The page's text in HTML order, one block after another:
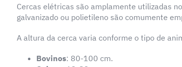
Cercas elétricas são amplamente utilizadas
galvanizado ou polietileno são comumente
A altura da cerca varia conforme o tipo de
Bovinos: 80-100 cm.